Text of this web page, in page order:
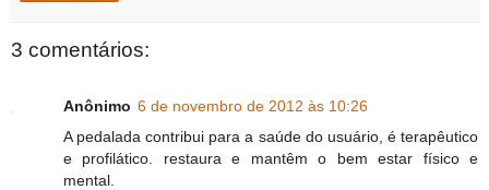
3 comentários:
Anônimo 6 de novembro de 2012 às 10:26
A pedalada contribui para a saúde do usuário, é terapêutico
e profilático. restaura e mantêm o bem estar físico e
mental.